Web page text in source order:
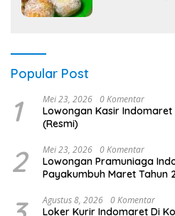
Popular Post
1 Mei 23, 2026 0 Komentar
Lowongan Kasir Indomaret
(Resmi)
2 Mei 23, 2026 0 Komentar
Lowongan Pramuniaga
Payakumbuh Maret Tahun
Agustus 8, 2026 0 Komentar
Loker Kurir Indomaret Di